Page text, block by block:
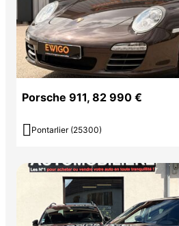
Porsche 911, 82 990 €
 Pontarlier (25300)